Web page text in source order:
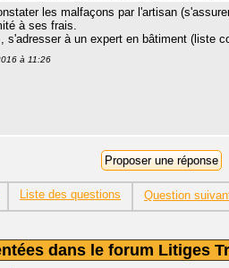
les malfaçons par l'artisan
à ses frais.
s'adresser à un expert en bâtiment (liste
à 11:26
Liste des questions Question
dans le forum Litiges